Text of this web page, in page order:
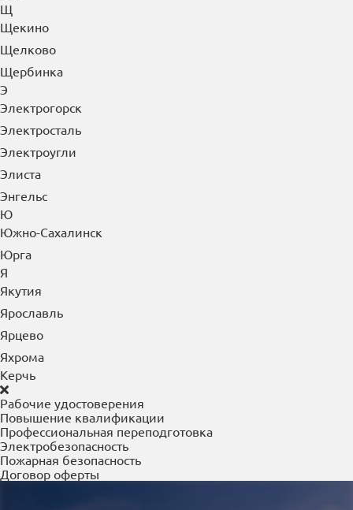
Щ
Щекино
Щелково
Щербинка
Э
Электрогорск
Электросталь
Электроугли
Элиста
Энгельс
Ю
Южно-Сахалинск
Юрга
Я
Якутия
Ярославль
Ярцево
Яхрома
Керчь
Рабочие удостоверения
Повышение квалификации
Профессиональная переподготовка
Электробезопасность
Пожарная безопасность
Договор оферты